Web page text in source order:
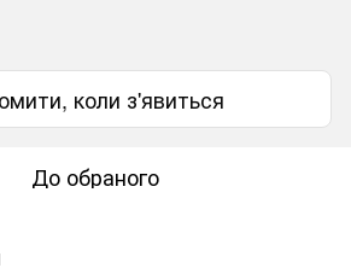
коли з'явиться
До обраного